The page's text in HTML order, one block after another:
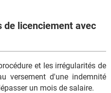
de licenciement avec
et les irrégularités de
versement d'une indemnité
un mois de salaire.